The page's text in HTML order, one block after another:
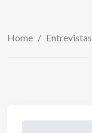
Home / Entrevistas